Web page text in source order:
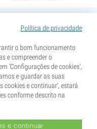
Política de privacidade
o bom funcionamento
e compreender o
'Configurações de cookies',
e guardar as suas
cookies e continuar', estará
conforme descrito na
e continuar